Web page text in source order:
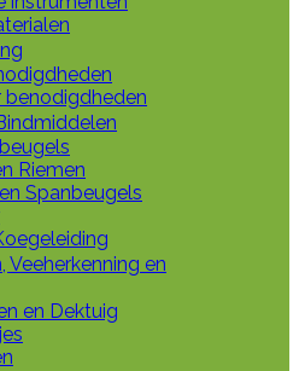
benodigdheden
Riemen
Spanbeugels
Veeherkenning en
en Dektuig